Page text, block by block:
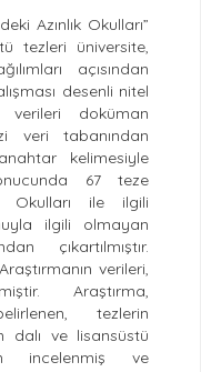
Azınlık Okulları”
tezleri üniversite,
açısından
desenli nitel
verileri doküman
veri tabanından
anahtar kelimesiyle
67 teze
Okulları ile ilgili
ilgili olmayan
çıkartılmıştır.
verileri,
Araştırma,
tezlerin
dalı ve lisansüstü
incelenmiş ve